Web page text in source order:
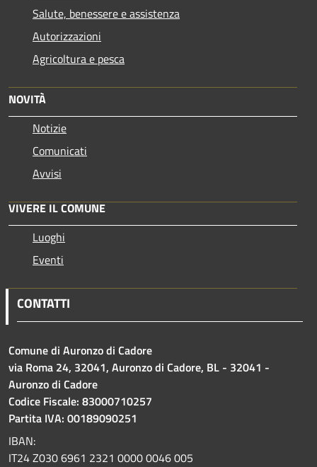
Salute, benessere e assistenza
Autorizzazioni
Agricoltura e pesca
NOVITÀ
Notizie
Comunicati
Avvisi
VIVERE IL COMUNE
Luoghi
Eventi
CONTATTI
Comune di Auronzo di Cadore
via Roma 24, 32041, Auronzo di Cadore, BL - 32041 -
Auronzo di Cadore
Codice Fiscale: 83000710257
Partita IVA: 00189090251
IBAN:
IT24 Z030 6961 2321 0000 0046 005